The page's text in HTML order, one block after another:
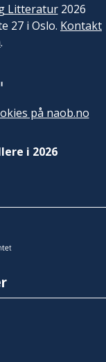
Litteratur2026
27 i Oslo. Kontakt
.
på naob.no
i 2026